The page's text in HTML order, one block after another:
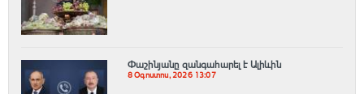
Փաշինյանը զանգահարել է Ալիևին
8 Օգոստոս, 2026 13:07